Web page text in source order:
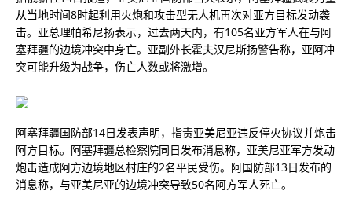
从当地时间8时起利用火炮和攻击型无人机再次对亚方目标发动袭
击。亚总理帕希尼扬表示，过去两天内，有105名亚方军人在与阿
塞拜疆的边境冲突中身亡。亚副外长霍夫汉尼斯扬警告称，亚阿冲
突可能升级为战争，伤亡人数或将激增。
阿塞拜疆国防部14日发表声明，指责亚美尼亚违反停火协议并炮击
阿方目标。阿塞拜疆总检察院同日发布消息称，亚美尼亚军方发动
炮击造成阿方边境地区村庄的2名平民受伤。阿国防部13日发布的
消息称，与亚美尼亚的边境冲突导致50名阿方军人死亡。